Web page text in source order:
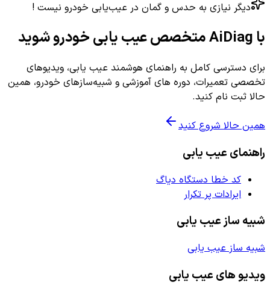
دیگر نیازی به حدس و گمان در عیب‌یابی خودرو نیست !
با AiDiag متخصص عیب یابی خودرو شوید
برای دسترسی کامل به راهنمای هوشمند عیب یابی، ویدیوهای
تخصصی تعمیرات، دوره های آموزشی و شبیه‌سازهای خودرو، همین
حالا ثبت نام کنید.
همین حالا شروع کنید
راهنمای عیب یابی
کد خطا دستگاه دیاگ
ایرادات پر تکرار
شبیه ساز عیب یابی
شبیه ساز عیب یابی
ویدیو های عیب یابی